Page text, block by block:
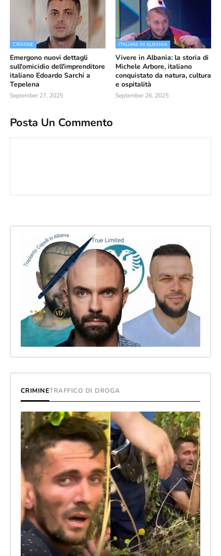
CRIMINE
Emergono nuovi dettagli
sull'omicidio dell'imprenditore
italiano Edoardo Sarchi a
Tepelena
September 27, 2025
ITALIANI IN ALBANIA
Vivere in Albania: la storia di
Michele Arbore, italiano
conquistato da natura, cultura
e ospitalità
September 26, 2025
Posta Un Commento
CRIMINETRAFFICO DI DROGA